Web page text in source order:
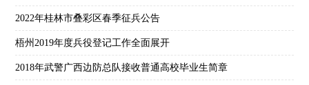
2022年桂林市叠彩区春季征兵公告
梧州2019年度兵役登记工作全面展开
2018年武警广西边防总队接收普通高校毕业生简章